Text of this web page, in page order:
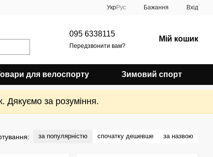
УкрРус Бажання Вхід
095 6338115
Передзвонити вам?
Мій кошик
для велоспорту Зимовий спорт
Дякуємо за розуміння.
за популярністю спочатку дешевше за назвою